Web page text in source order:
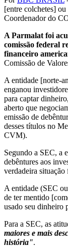
[entre colchetes] ou
Coordenador do
A Parmalat foi
comissão federal
financeiro
Comissão de
A entidade [norte-
enganou
para captar
aberto que
emissão de
desses títulos no
CVM).
Segundo a SEC, a
debêntures aos
verdadeira situação
A entidade (SEC
de ter mentido
usado seu dinheiro
Para a SEC, as
maiores e mais
história".